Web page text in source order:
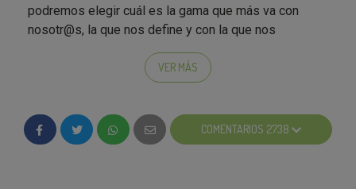
podremos elegir cuál es la gama que más va con
nosotr@s, la que nos define y con la que nos
La colección Clásica de René Barbier
Loclásico se ha transformado en modernidad y
nunca pasa de modaasí que, empezaremos por
VER MÁS
COMENTARIOS 2738